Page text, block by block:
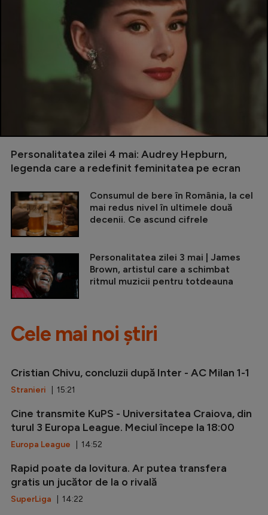
Personalitatea zilei 4 mai: Audrey Hepburn,
legenda care a redefinit feminitatea pe ecran
Consumul de bere în România, la cel
mai redus nivel în ultimele două
decenii. Ce ascund cifrele
Personalitatea zilei 3 mai | James
Brown, artistul care a schimbat
ritmul muzicii pentru totdeauna
Cele mai noi știri
Cristian Chivu, concluzii după Inter - AC Milan 1-1
Stranieri | 15:21
Cine transmite KuPS - Universitatea Craiova, din
turul 3 Europa League. Meciul începe la 18:00
Europa League | 14:52
Rapid poate da lovitura. Ar putea transfera
gratis un jucător de la o rivală
SuperLiga | 14:22